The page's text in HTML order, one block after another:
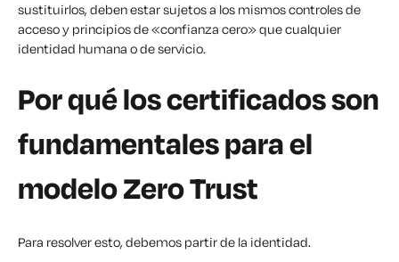
sustituirlos, deben estar sujetos a los mismos controles de
acceso y principios de «confianza cero» que cualquier
identidad humana o de servicio.
Por qué los certificados son
fundamentales para el
modelo Zero Trust
Para resolver esto, debemos partir de la identidad.